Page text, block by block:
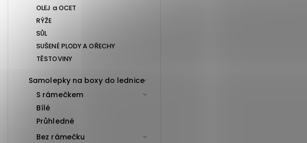
OLEJ a OCET
RÝŽE
SŮL
SUŠENÉ PLODY A OŘECHY
TĚSTOVINY
Samolepky na boxy do lednice
S rámečkem
Bílé
Průhledné
Bez rámečku